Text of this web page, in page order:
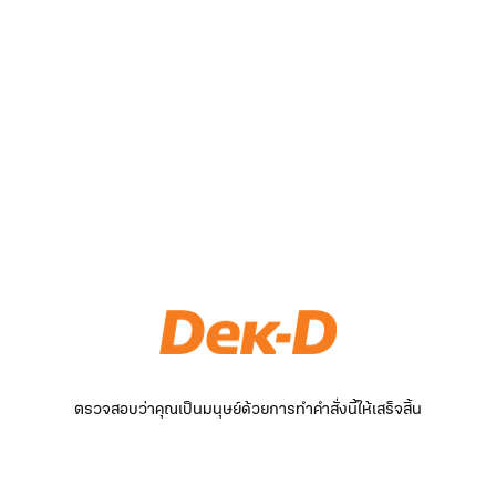
ตรวจสอบว่าคุณเป็นมนุษย์ด้วยการทำคำสั่งนี้ให้เสร็จสิ้น